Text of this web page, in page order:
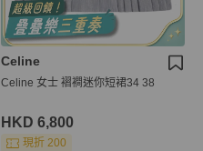
Celine
Celine 女士 褶襇迷你短裙34 38
HKD 6,800
現折 200